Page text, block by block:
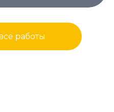
работы